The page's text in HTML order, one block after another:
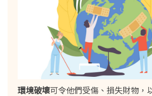
環境破壞可令他們受傷、損失財物，